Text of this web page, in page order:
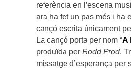
referència en l’escena
ara ha fet un pas més i ha
cançó escrita únicament
La cançó porta per nom “A
produïda per Rodd Prod.
missatge d’esperança per